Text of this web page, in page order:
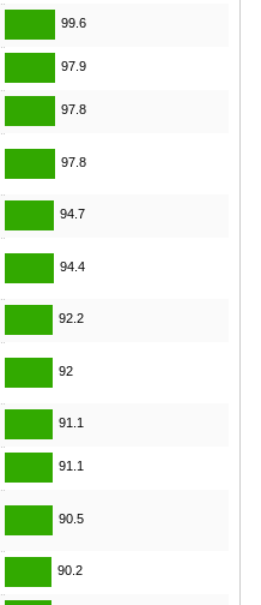
99.6
97.9
97.8
97.8
94.7
94.4
92.2
92
91.1
91.1
90.5
90.2